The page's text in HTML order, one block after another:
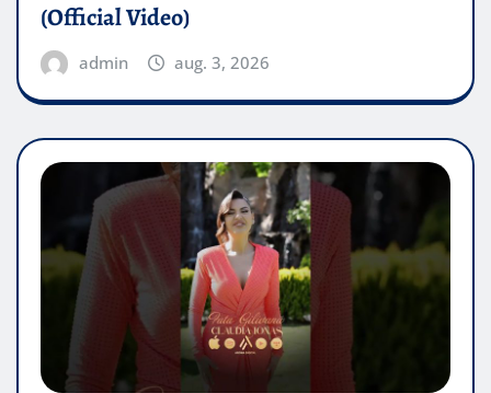
(Official Video)
admin aug. 3, 2026